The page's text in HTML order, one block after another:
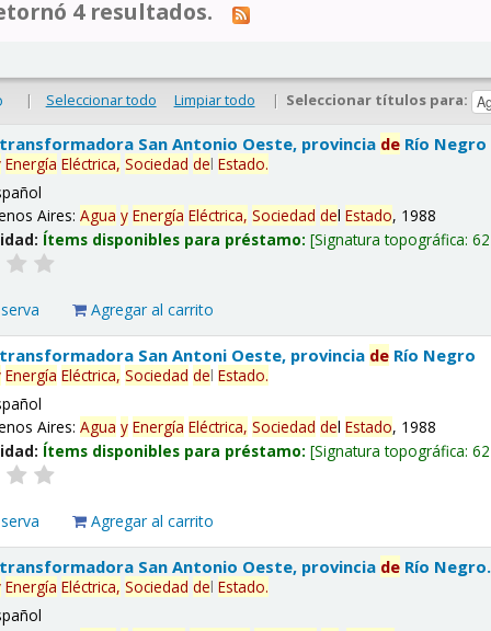
4 resultados.
| Seleccionar todo Limpiar todo | Seleccionar títulos para:
San Antonio Oeste, provincia de Río Negro
Energía Eléctrica, Sociedad delEstado.
Aires:Agua y Energía Eléctrica, Sociedad delEstado, 1988
Ítems disponibles para préstamo: Signatura topográfica:
Agregar al carrito
San Antoni Oeste, provincia de Río Negro
Energía Eléctrica, Sociedad delEstado.
Aires:Agua y Energía Eléctrica, Sociedad delEstado, 1988
Ítems disponibles para préstamo: Signatura topográfica:
Agregar al carrito
San Antonio Oeste, provincia de Río Negro.
Energía Eléctrica, Sociedad delEstado.